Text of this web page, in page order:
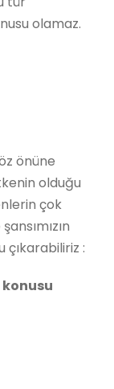
olamaz.
önüne
olduğu
çok
çıkarabiliriz :
konusu